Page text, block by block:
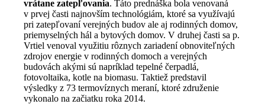
vrátane zatepľovania. Táto prednáška bola venovaná
v prvej časti najnovším technológiám, ktoré sa využívajú
pri zatepľovaní verejných budov ale aj rodinných domov,
priemyselných hál a bytových domov. V druhej časti sa p.
Vrtiel venoval využitiu rôznych zariadení obnoviteľných
zdrojov energie v rodinných domoch a verejných
budovách akými sú napríklad tepelné čerpadlá,
fotovoltaika, kotle na biomasu. Taktiež predstavil
výsledky z 73 termovíznych meraní, ktoré združenie
vykonalo na začiatku roka 2014.